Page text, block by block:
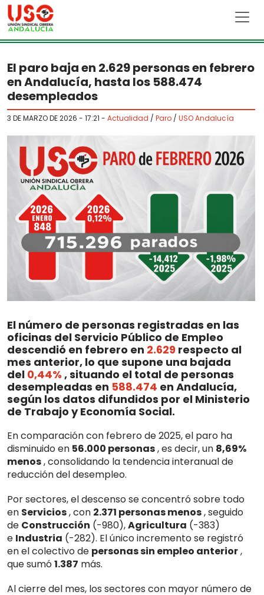
Skip to main content
El paro baja en 2.629 personas en febrero
en Andalucía, hasta los 588.474
desempleados
3 DE MARZO DE 2026 - 17:21 - Actualidad / Paro / USO Andalucía
El número de personas registradas en las
oficinas del Servicio Público de Empleo
descendió en febrero en 2.629 respecto al
mes anterior, lo que supone una bajada
del 0,44% , situando el total de personas
desempleadas en 588.474 en Andalucía,
según los datos difundidos por el Ministerio
de Trabajo y Economía Social.
En comparación con febrero de 2025, el paro ha
disminuido en 56.000 personas, es decir, un 8,69%
menos, consolidando la tendencia interanual de
reducción del desempleo.
Por sectores, el descenso se concentró sobre todo
en Servicios, con 2.371 personas menos, seguido
de Construcción (-980),Agricultura (-383)
e Industria (-282). El único incremento se registró
en el colectivo de personas sin empleo anterior,
que sumó1.387 más.
Al cierre del mes, los sectores con mayor número de